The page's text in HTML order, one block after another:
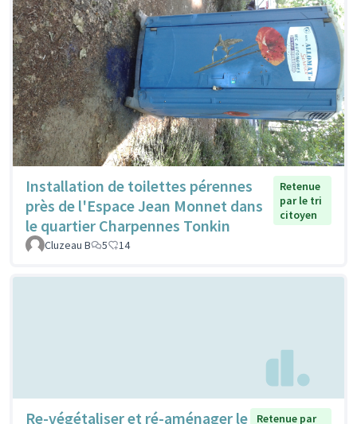
Installation de toilettes pérennes
près de l'Espace Jean Monnet dans
le quartier Charpennes Tonkin
Retenue
par le tri
citoyen
Cluzeau B 5 14
Re-végétaliser et ré-aménager le Retenue par